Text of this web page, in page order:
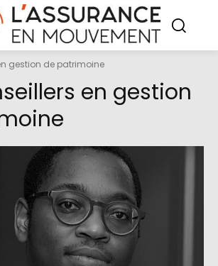
gestion de patrimoine
en gestion